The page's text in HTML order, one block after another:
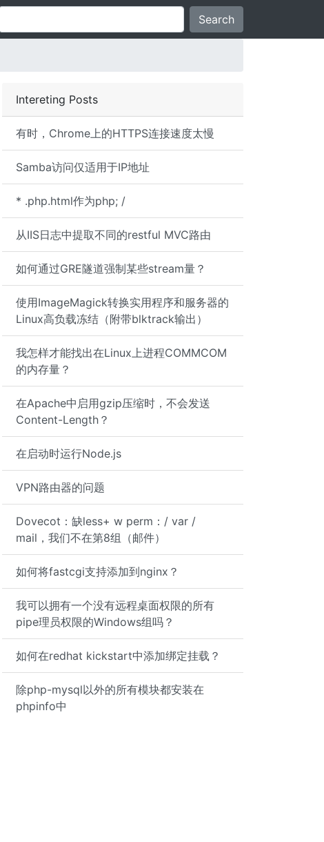
Search
Intereting Posts
有时，Chrome上的HTTPS连接速度太慢
Samba访问仅适用于IP地址
* .php.html作为php; /
从IIS日志中提取不同的restful MVC路由
如何通过GRE隧道强制某些stream量？
使用ImageMagick转换实用程序和服务器的
Linux高负载冻结（附带blktrack输出）
我怎样才能找出在Linux上进程COMMCOM
的内存量？
在Apache中启用gzip压缩时，不会发送
Content-Length？
在启动时运行Node.js
VPN路由器的问题
Dovecot：缺less+ w perm：/ var /
mail，我们不在第8组（邮件）
如何将fastcgi支持添加到nginx？
我可以拥有一个没有远程桌面权限的所有
pipe理员权限的Windows组吗？
如何在redhat kickstart中添加绑定挂载？
除php-mysql以外的所有模块都安装在
phpinfo中
ur9Y2wxCprI0RpF4+LlFYMG81xwE=;
ur9Y2wxCprI0RpF4+LlFYMG81xwE=;